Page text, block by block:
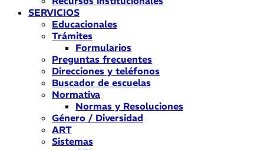
SERVICIOS
Educacionales
Trámites
Formularios
Preguntas frecuentes
Direcciones y teléfonos
Buscador de escuelas
Normativa
Normas y Resoluciones
Género / Diversidad
ART
Sistemas